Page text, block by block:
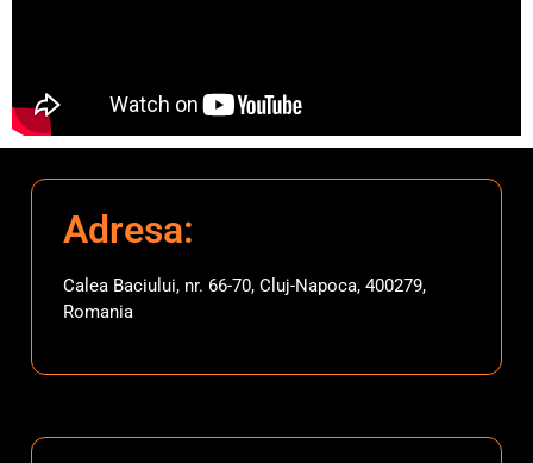
Adresa:
Calea Baciului, nr. 66-70, Cluj-Napoca, 400279,
Romania